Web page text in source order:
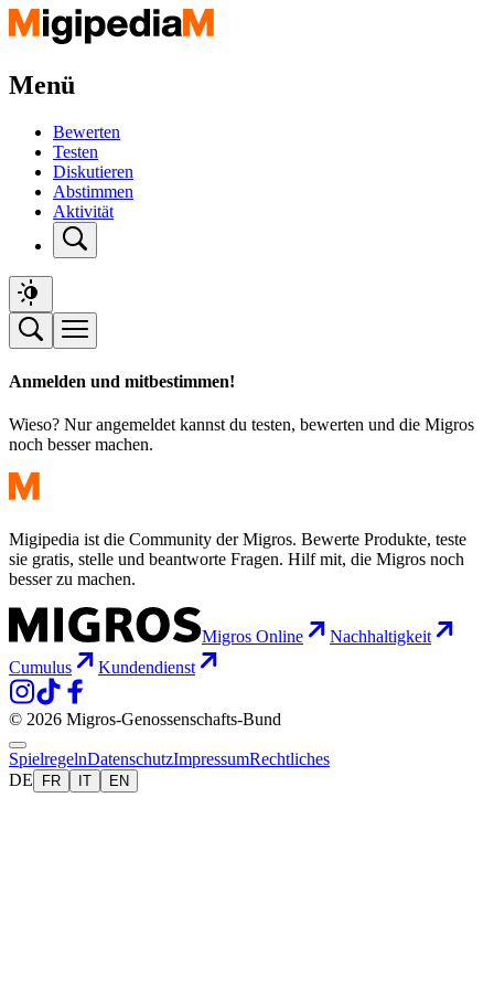
Menü
Bewerten
Testen
Diskutieren
Abstimmen
Aktivität
Anmelden und mitbestimmen!
Wieso? Nur angemeldet kannst du testen, bewerten und die Migros
noch besser machen.
Migipedia ist die Community der Migros. Bewerte Produkte, teste
sie gratis, stelle und beantworte Fragen. Hilf mit, die Migros noch
besser zu machen.
Migros Online
Nachhaltigkeit
Cumulus
Kundendienst
© 2026 Migros-Genossenschafts-Bund
SpielregelnDatenschutzImpressumRechtliches
DE
FR IT EN